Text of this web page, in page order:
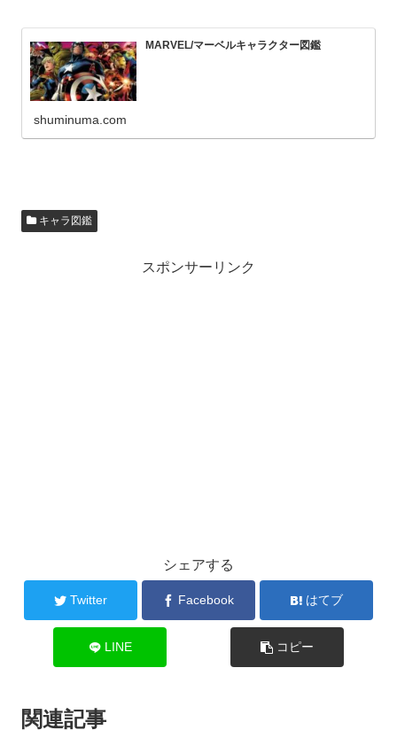
MARVEL/マーベルキャラクター図鑑
shuminuma.com
キャラ図鑑
スポンサーリンク
シェアする
Twitter Facebook はてブ
LINE コピー
関連記事